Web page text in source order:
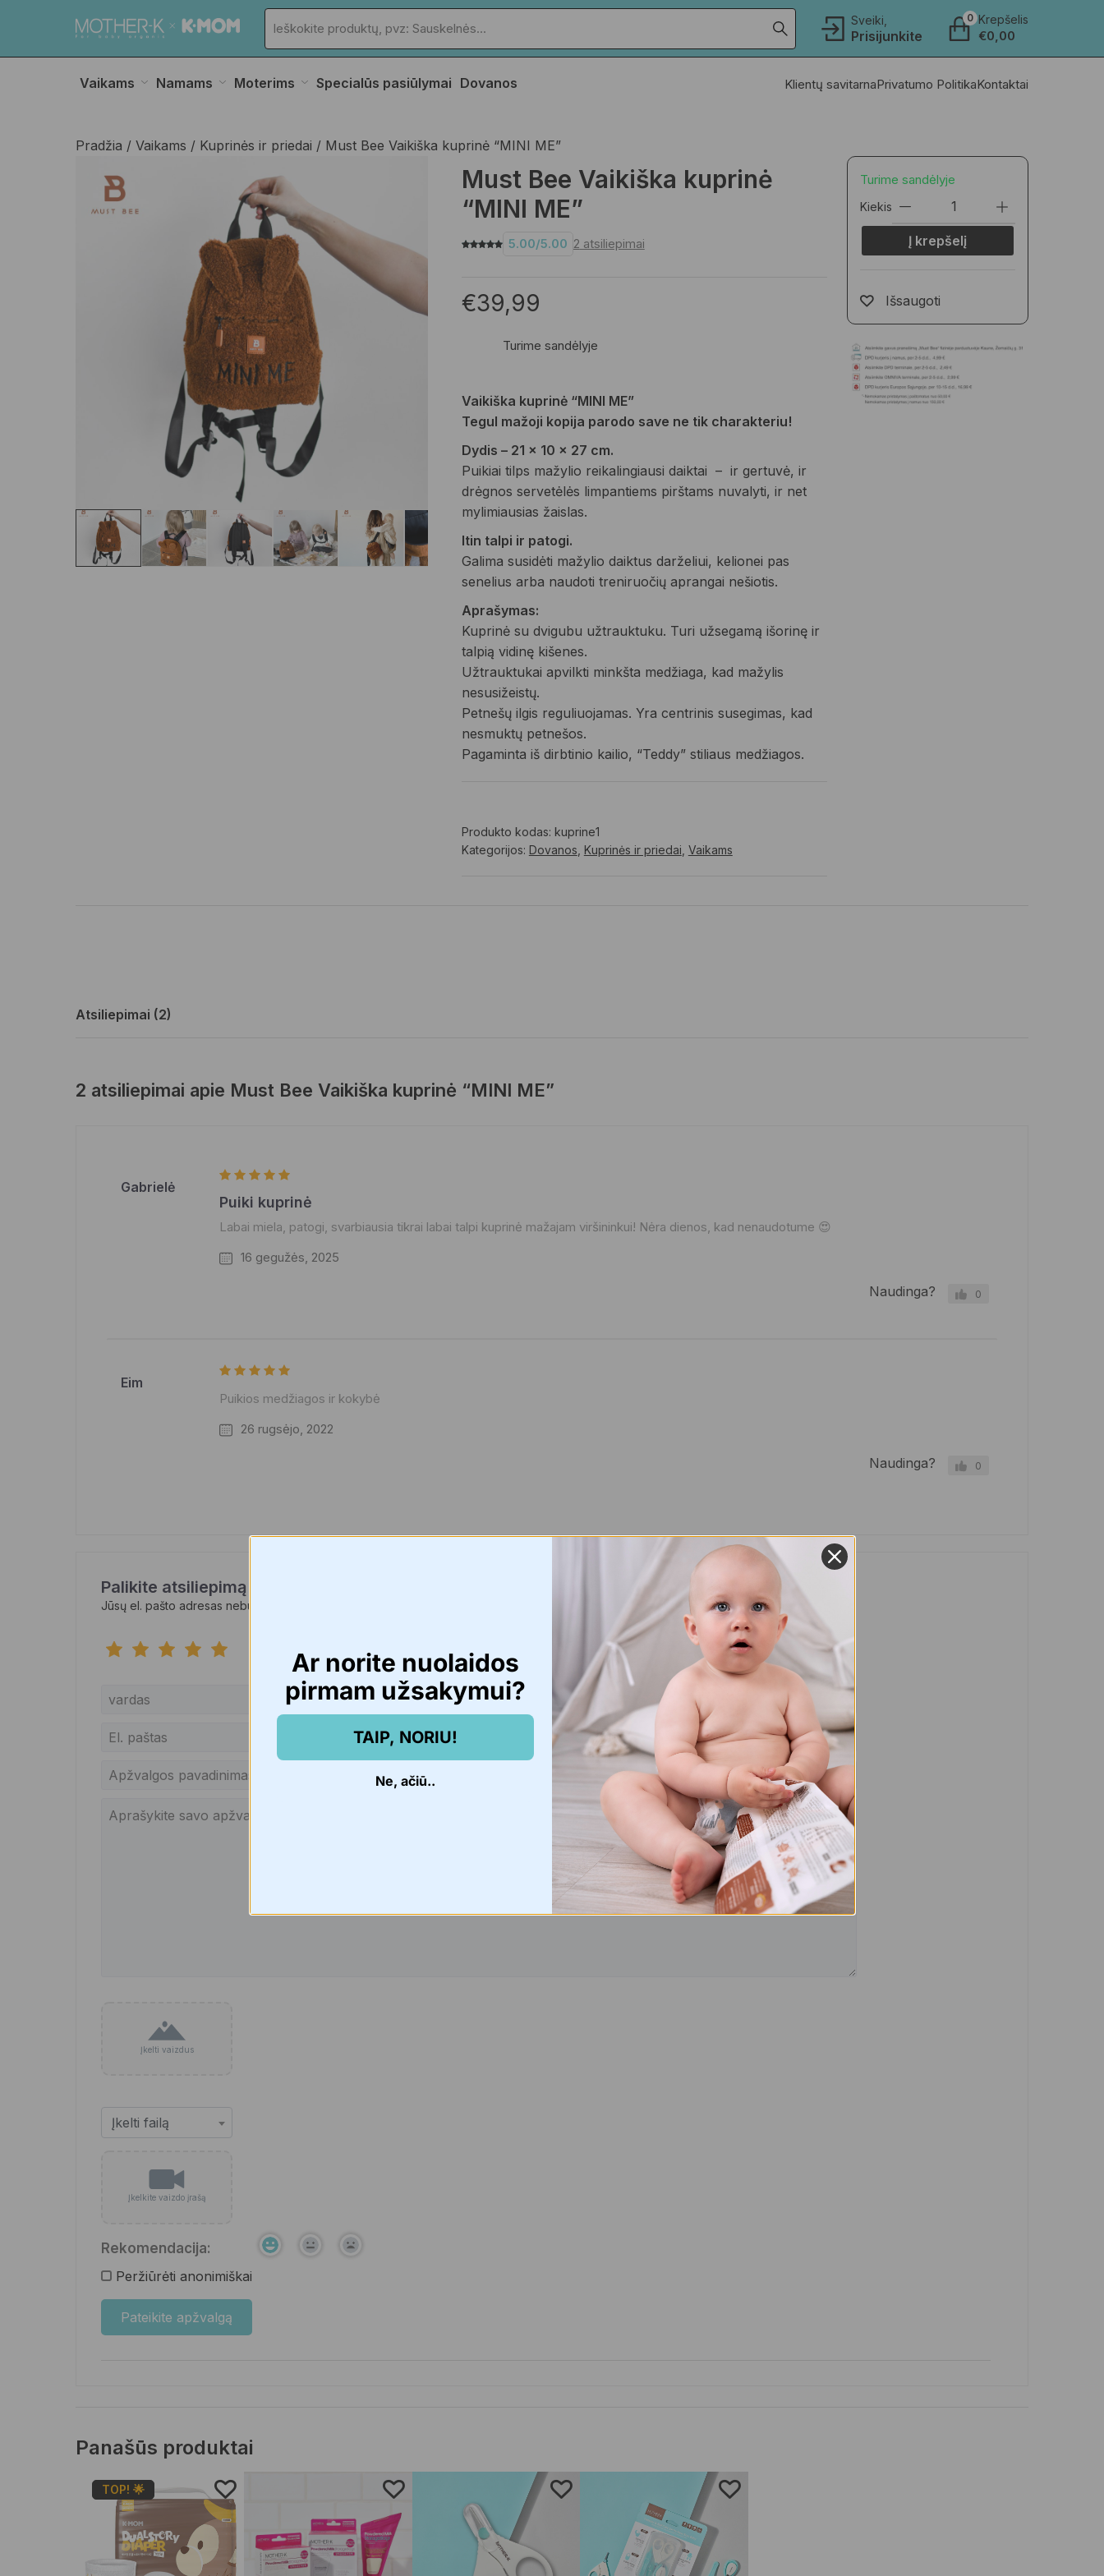
Sveiki,
Prisijunkite
Krepšelis
€0,00
0
Vaikams Namams Moterims Specialūs pasiūlymai Dovanos Klientų savitarnaPrivatumo PolitikaKontaktai
Pradžia Vaikams Kuprinės ir priedai Must Bee Vaikiška kuprinė “MINI ME”
Must Bee Vaikiška kuprinė
“MINI ME”
5.00/5.00 2 atsiliepimai
€39,99
Turime sandėlyje
Vaikiška kuprinė “MINI ME”
Tegul mažoji kopija parodo save ne tik charakteriu!
Dydis – 21 x 10 x 27 cm.
Puikiai tilps mažylio reikalingiausi daiktai – ir gertuvė, ir
drėgnos servetėlės limpantiems pirštams nuvalyti, ir net
mylimiausias žaislas.
Itin talpi ir patogi.
Galima susidėti mažylio daiktus darželiui, kelionei pas
senelius arba naudoti treniruočių aprangai nešiotis.
Aprašymas:
Kuprinė su dvigubu užtrauktuku. Turi užsegamą išorinę ir
talpią vidinę kišenes.
Užtrauktukai apvilkti minkšta medžiaga, kad mažylis
nesusižeistų.
Petnešų ilgis reguliuojamas. Yra centrinis susegimas, kad
nesmuktų petnešos.
Pagaminta iš dirbtinio kailio, “Teddy” stiliaus medžiagos.
Produkto kodas: kuprine1
Kategorijos: Dovanos Kuprinės ir priedai Vaikams
Turime sandėlyje
Kiekis
Į krepšelį
Išsaugoti
Atsiliepimai (2)
2 atsiliepimai apie Must Bee Vaikiška kuprinė “MINI ME”
Gabrielė
Puiki kuprinė
Labai miela, patogi, svarbiausia tikrai labai talpi kuprinė mažajam viršininkui! Nėra dienos, kad nenaudotume 😍
16 gegužės, 2025
Naudinga? 0
Eim
Puikios medžiagos ir kokybė
26 rugsėjo, 2022
Naudinga? 0
Palikite atsiliepimą apie tai
Jūsų el. pašto adresas nebus skelbiamas.
Įkelti vaizdus
Įkelkite vaizdo įrašą
Rekomendacija:
Peržiūrėti anonimiškai
Panašūs produktai
TOP! 🌟
Ar norite nuolaidos
pirmam užsakymui?
TAIP, NORIU!
Ne, ačiū..